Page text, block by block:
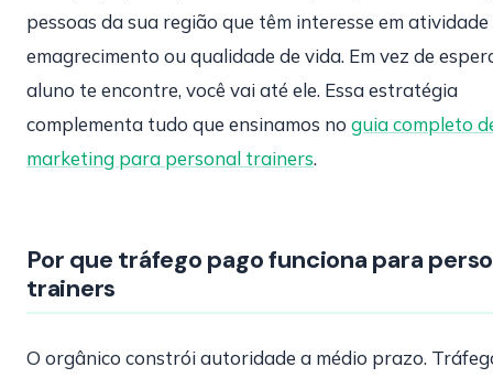
pessoas da sua região que têm interesse em atividade
emagrecimento ou qualidade de vida. Em vez de
aluno te encontre, você vai até ele. Essa estratégia
complementa tudo que ensinamos no guia completo
marketing para personal trainers.
Por que tráfego pago funciona para
trainers
O orgânico constrói autoridade a médio prazo.